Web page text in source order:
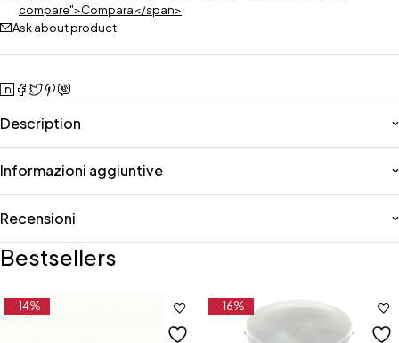
compare">Compara</span>
Ask about product
Description
Informazioni aggiuntive
Recensioni
Bestsellers
-14% -16%